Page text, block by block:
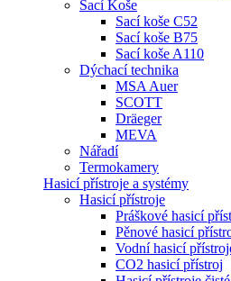
Sací Koše
Sací koše C52
Sací koše B75
Sací koše A110
Dýchací technika
MSA Auer
SCOTT
Dräeger
MEVA
Nářadí
Termokamery
Hasicí přístroje a systémy
Hasicí přístroje
Práškové hasicí
Pěnové hasicí
Vodní hasicí
CO2 hasicí přístroj